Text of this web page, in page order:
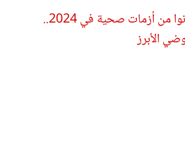
مشاهير عانوا من أزمات صحية في 2024..
الأبرز